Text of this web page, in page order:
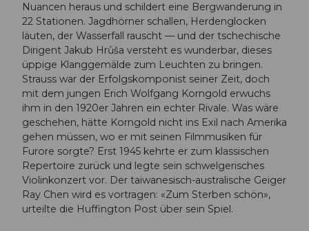
Nuancen heraus und schildert eine Bergwanderung in
22 Stationen. Jagdhörner schallen, Herdenglocken
läuten, der Wasserfall rauscht — und der tschechische
Dirigent Jakub Hrůša versteht es wunderbar, dieses
üppige Klanggemälde zum Leuchten zu bringen.
Strauss war der Erfolgskomponist seiner Zeit, doch
mit dem jungen Erich Wolfgang Korngold erwuchs
ihm in den 1920er Jahren ein echter Rivale. Was wäre
geschehen, hätte Korngold nicht ins Exil nach Amerika
gehen müssen, wo er mit seinen Filmmusiken für
Furore sorgte? Erst 1945 kehrte er zum klassischen
Repertoire zurück und legte sein schwelgerisches
Violinkonzert vor. Der taiwanesisch-australische Geiger
Ray Chen wird es vortragen: «Zum Sterben schön»,
urteilte die Huffington Post über sein Spiel.